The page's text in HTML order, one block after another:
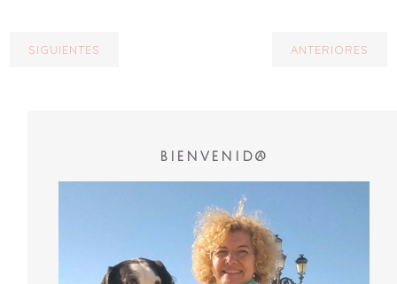
SIGUIENTES ANTERIORES
BIENVENID@